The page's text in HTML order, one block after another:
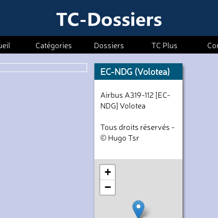
Catégories Dossiers TC Plus
EC-NDG (Volotea)
Airbus A319-112 [EC-
NDG] Volotea
Tous droits réservés -
© Hugo Tsr
+
−